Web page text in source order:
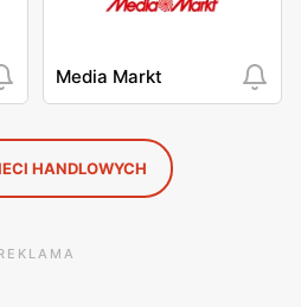
Media Markt
HANDLOWYCH